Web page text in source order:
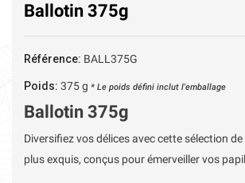
Ballotin 375g
Référence: BALL375G
Poids: 375g * Le poids défini inclut l'emballage
Ballotin 375g
Diversifiez vos délices avec cette sélection
plus exquis, conçus pour émerveiller vos